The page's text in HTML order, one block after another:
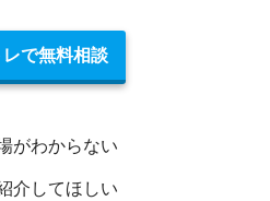
で無料相談
がわからない
介してほしい